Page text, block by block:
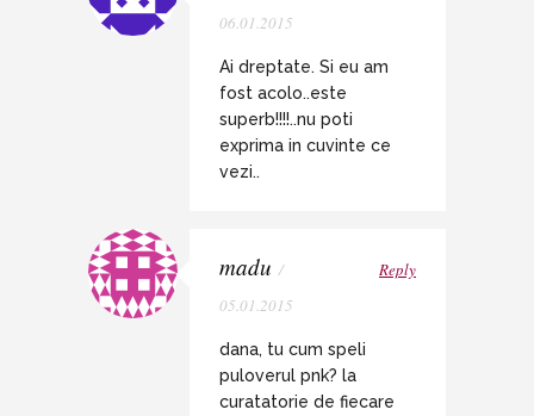
06.01.2015
Ai dreptate. Si eu am
fost acolo..este
superb!!!!..nu poti
exprima in cuvinte ce
vezi..
madu /
05.01.2015
Reply
dana, tu cum speli
puloverul pnk? la
curatatorie de fiecare